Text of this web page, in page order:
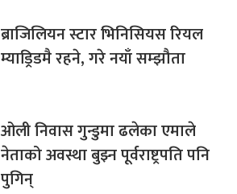
ब्राजिलियन स्टार भिनिसियस रियल
म्याड्रिडमै रहने, गरे नयाँ सम्झौता
ओली निवास गुन्डुमा ढलेका एमाले
नेताको अवस्था बुझ्न पूर्वराष्ट्रपति पनि
पुगिन्